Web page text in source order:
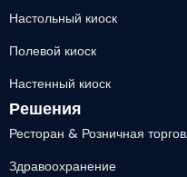
Настольный киоск
Полевой киоск
Настенный киоск
Решения
Ресторан & Розничная
Здравоохранение